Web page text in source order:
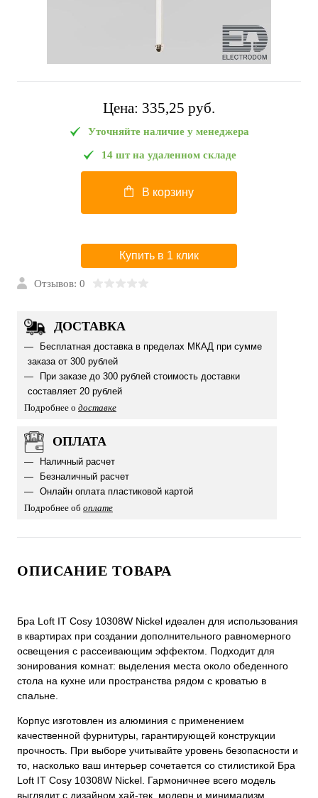
Цена: 335,25 pуб.
Уточняйте наличие у менеджера
14 шт на удаленном складе
В корзину
Купить в 1 клик
Отзывов: 0
ДОСТАВКА
Бесплатная доставка в пределах МКАД при сумме
заказа от 300 рублей
При заказе до 300 рублей стоимость доставки
составляет 20 рублей
Подробнее о доставке
ОПЛАТА
Наличный расчет
Безналичный расчет
Онлайн оплата пластиковой картой
Подробнее об оплате
ОПИСАНИЕ ТОВАРА
Бра Loft IT Cosy 10308W Nickel идеален для использования
в квартирах при создании дополнительного равномерного
освещения с рассеивающим эффектом. Подходит для
зонирования комнат: выделения места около обеденного
стола на кухне или пространства рядом с кроватью в
спальне.
Корпус изготовлен из алюминия с применением
качественной фурнитуры, гарантирующей конструкции
прочность. При выборе учитывайте уровень безопасности и
то, насколько ваш интерьер сочетается со стилистикой Бра
Loft IT Cosy 10308W Nickel. Гармоничнее всего модель
выглядит с дизайном хай-тек, модерн и минимализм.